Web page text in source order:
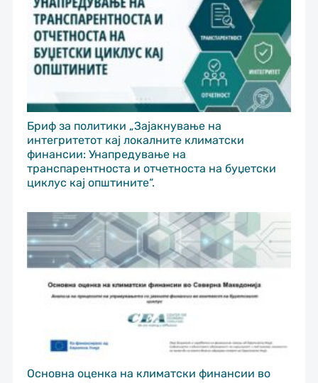
Бриф за политики „Зајакнување на
интегритетот кај локалните климатски
финансии: Унапредување на
транспарентноста и отчетноста на буџетски
циклус кај општините“.
Основна оценка на климатски финансии во